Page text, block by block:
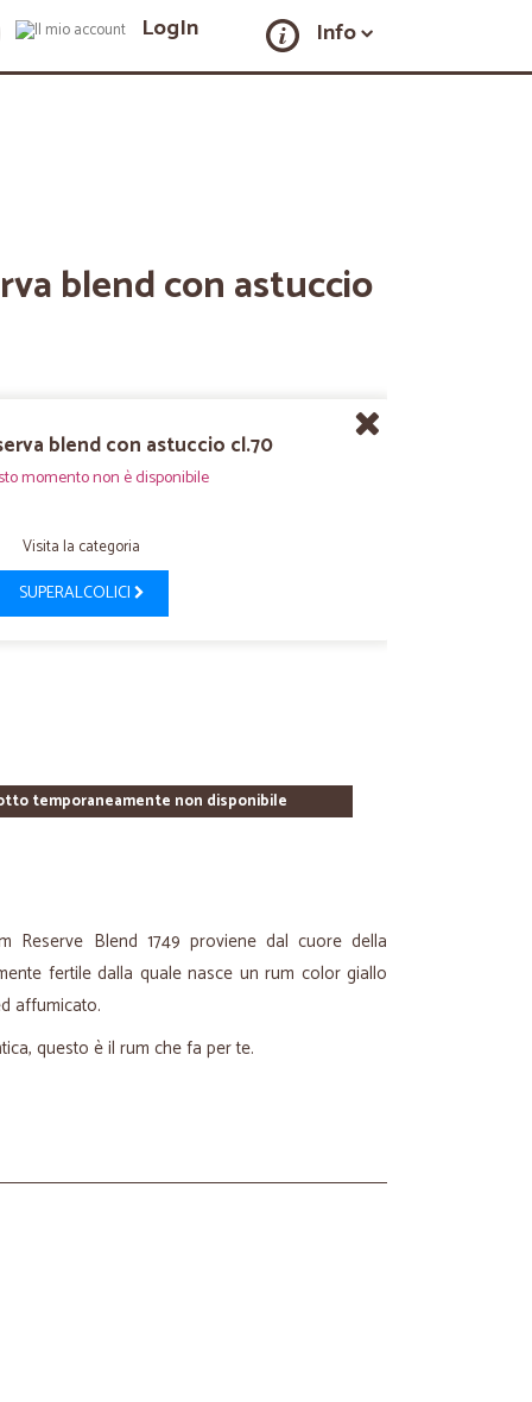
LogIn Info
blend con astuccio
blend con astuccio cl.70
momento non è disponibile
Visita la categoria
SUPERALCOLICI
temporaneamente non disponibile
Reserve Blend 1749 proviene dal cuore della
fertile dalla quale nasce un rum color giallo
affumicato.
questo è il rum che fa per te.